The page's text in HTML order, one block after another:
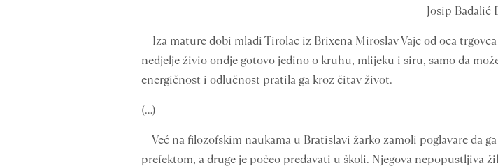
Josip Badalić
Iza mature dobi mladi Tirolac iz Brixena Miroslav Vajc od oca
nedjelje živio ondje gotovo jedino o kruhu, mlijeku i siru, samo da
energičnost i odlučnost pratila ga kroz čitav život.
(…)
Već na filozofskim naukama u Bratislavi žarko zamoli poglavare da
prefektom, a druge je počeo predavati u školi. Njegova nepopustljiva